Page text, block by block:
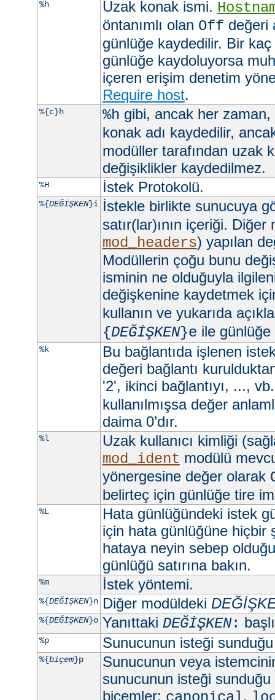
%h Uzak konak ismi.
öntanımlı olan Off değeri
günlüğe kaydedilir. Bir
günlüğe kaydoluyorsa
içeren erişim denetim
Require host.
%{c}h %h gibi, ancak her zaman,
konak adı kaydedilir,
modüller tarafından uzak
değişiklikler kaydedilmez.
%H İstek Protokolü.
%{DEĞİŞKEN}i İstekle birlikte sunucuya
satır(lar)ının içeriği.
mod_headers) yapılan
Modüllerin çoğu bunu
isminin ne olduğuyla
değişkenine kaydetmek
kullanın ve yukarıda
{DEĞİŞKEN}e ile
%k
Bu bağlantıda işlenen
değeri bağlantı
'2', ikinci bağlantıyı, ...,
kullanılmışsa değer
daima 0’dır.
%l
Uzak kullanıcı kimliği
mod_ident modülü
yönergesine değer olarak
belirteç için günlüğe tire
%L
Hata günlüğündeki istek
için hata günlüğüne hiçbir
hataya neyin sebep
günlüğü satırına bakın.
%m İstek yöntemi.
%{DEĞİŞKEN}n Diğer modüldeki
%{DEĞİŞKEN}o Yanıttaki DEĞİŞKEN:
%p Sunucunun isteği
%{biçem}p
Sunucunun veya
sunucunun isteği
biçemler:
,